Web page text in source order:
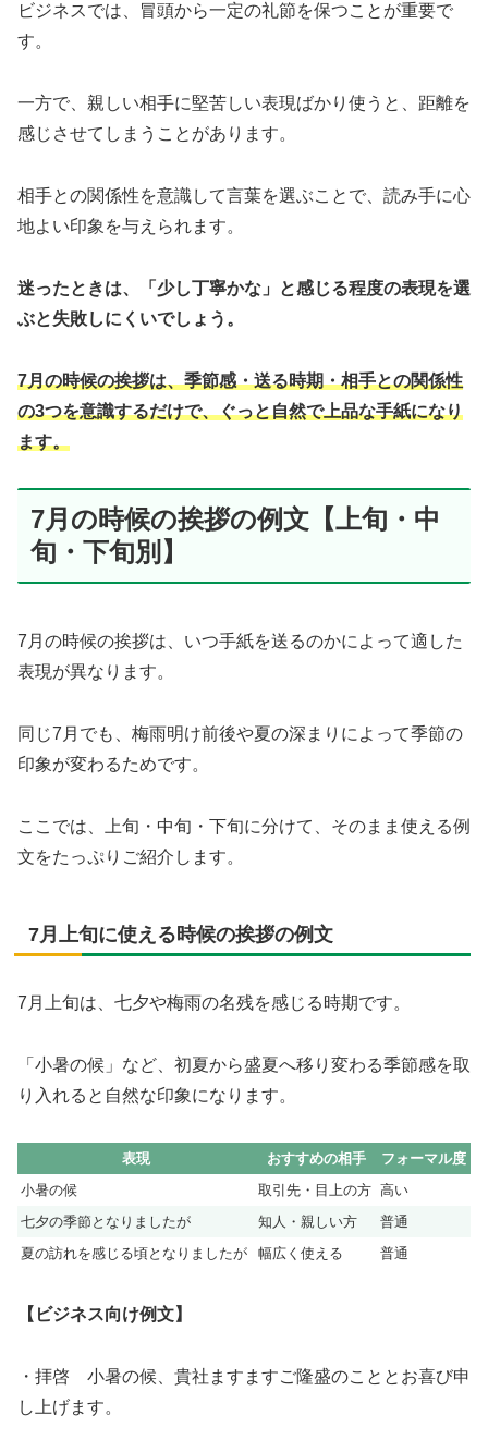
ビジネスでは、冒頭から一定の礼節を保つことが重要で
す。
一方で、親しい相手に堅苦しい表現ばかり使うと、距離を
感じさせてしまうことがあります。
相手との関係性を意識して言葉を選ぶことで、読み手に心
地よい印象を与えられます。
迷ったときは、「少し丁寧かな」と感じる程度の表現を選
ぶと失敗しにくいでしょう。
7月の時候の挨拶は、季節感・送る時期・相手との関係性
の3つを意識するだけで、ぐっと自然で上品な手紙になり
ます。
7月の時候の挨拶の例文【上旬・中
旬・下旬別】
7月の時候の挨拶は、いつ手紙を送るのかによって適した
表現が異なります。
同じ7月でも、梅雨明け前後や夏の深まりによって季節の
印象が変わるためです。
ここでは、上旬・中旬・下旬に分けて、そのまま使える例
文をたっぷりご紹介します。
7月上旬に使える時候の挨拶の例文
7月上旬は、七夕や梅雨の名残を感じる時期です。
「小暑の候」など、初夏から盛夏へ移り変わる季節感を取
り入れると自然な印象になります。
表現 おすすめの相手
フォーマル度
小暑の候
取引先・目上の方 高い
七夕の季節となりましたが
知人・親しい方
普通
夏の訪れを感じる頃となりましたが
幅広く使える 普通
【ビジネス向け例文】
・拝啓 小暑の候、貴社ますますご隆盛のこととお喜び申
し上げます。